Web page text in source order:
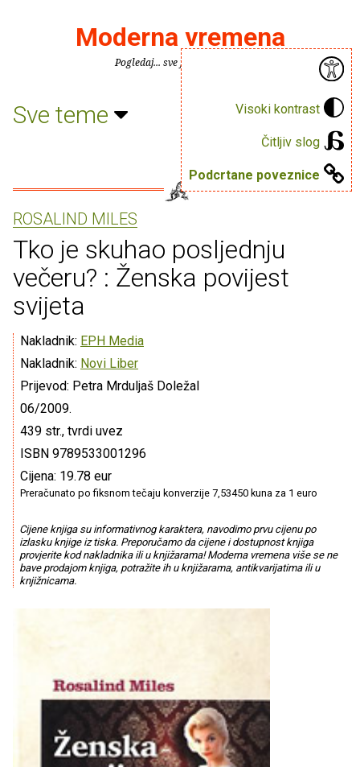
Visoki kontrast
Čitljiv slog
Podcrtane poveznice
Moderna vremena
Pogledaj... sve je puno knjiga.
Sve teme
ROSALIND MILES
Tko je skuhao posljednju
večeru? : Ženska povijest
svijeta
Nakladnik: EPH Media
Nakladnik: Novi Liber
Prijevod: Petra Mrduljaš Doležal
06/2009.
439 str., tvrdi uvez
ISBN 9789533001296
Cijena: 19.78 eur
Preračunato po fiksnom tečaju konverzije 7,53450 kuna za 1 euro
Cijene knjiga su informativnog karaktera, navodimo prvu cijenu po
izlasku knjige iz tiska. Preporučamo da cijene i dostupnost knjiga
provjerite kod nakladnika ili u knjižarama! Moderna vremena više se ne
bave prodajom knjiga, potražite ih u knjižarama, antikvarijatima ili u
knjižnicama.